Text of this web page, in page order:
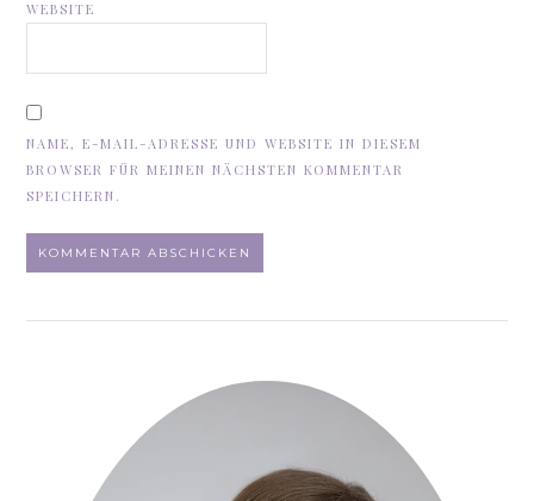
WEBSITE
NAME, E-MAIL-ADRESSE UND WEBSITE IN DIESEM
BROWSER FÜR MEINEN NÄCHSTEN KOMMENTAR
SPEICHERN.